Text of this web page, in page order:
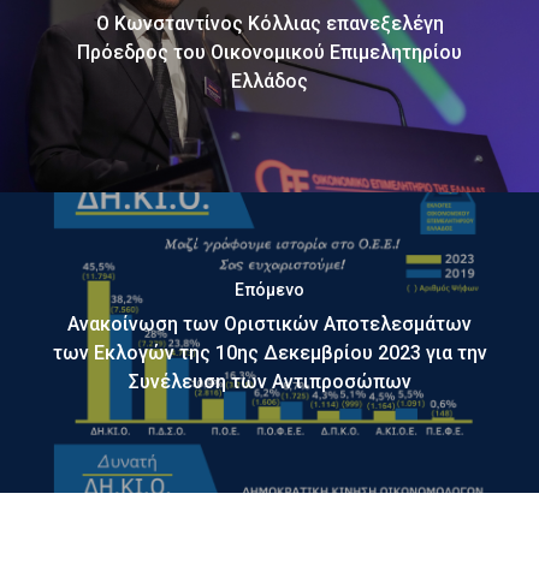
Ο Κωνσταντίνος Κόλλιας επανεξελέγη
Πρόεδρος του Οικονομικού Επιμελητηρίου
Ελλάδος
Επόμενο
Ανακοίνωση των Οριστικών Αποτελεσμάτων
των Εκλογών της 10ης Δεκεμβρίου 2023 για την
Συνέλευση των Αντιπροσώπων